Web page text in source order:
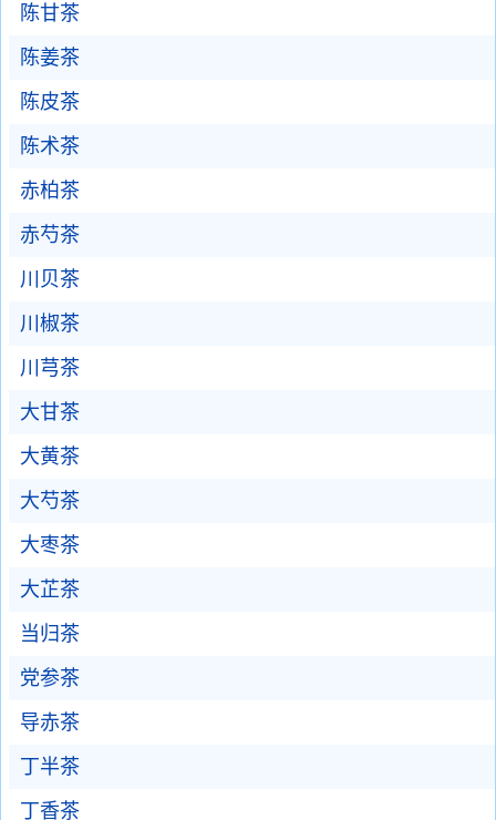
陈甘茶
陈姜茶
陈皮茶
陈术茶
赤柏茶
赤芍茶
川贝茶
川椒茶
川芎茶
大甘茶
大黄茶
大芍茶
大枣茶
大芷茶
当归茶
党参茶
导赤茶
丁半茶
丁香茶